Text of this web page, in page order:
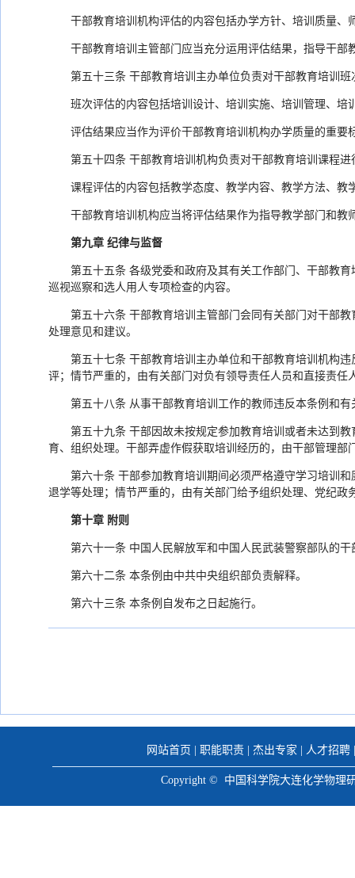
干部教育培训机构评估的内容包括办学方针、培训质量
干部教育培训主管部门应当充分运用评估结果，指导干部
第五十三条 干部教育培训主办单位负责对干部教育培训班
班次评估的内容包括培训设计、培训实施、培训管理、培
评估结果应当作为评价干部教育培训机构办学质量的重
第五十四条 干部教育培训机构负责对干部教育培训课程进
课程评估的内容包括教学态度、教学内容、教学方法、教
干部教育培训机构应当将评估结果作为指导教学部门和教
第九章 纪律与监督
第五十五条 各级党委和政府及其有关工作部门、干部教
巡视巡察和选人用人专项检查的内容。
第五十六条 干部教育培训主管部门会同有关部门对干部
处理意见和建议。
第五十七条 干部教育培训主办单位和干部教育培训机构
评；情节严重的，由有关部门对负有领导责任人员和直接责任
第五十八条 从事干部教育培训工作的教师违反本条例和
第五十九条 干部因故未按规定参加教育培训或者未达到
育、组织处理。干部弄虚作假获取培训经历的，由干部管理部
第六十条 干部参加教育培训期间必须严格遵守学习培训
退学等处理；情节严重的，由有关部门给予组织处理、党纪政
第十章 附则
第六十一条 中国人民解放军和中国人民武装警察部队的
第六十二条 本条例由中共中央组织部负责解释。
第六十三条 本条例自发布之日起施行。
网站首页 职能职责| 杰出专家 人才招聘
Copyright © 中国科学院大连化学物